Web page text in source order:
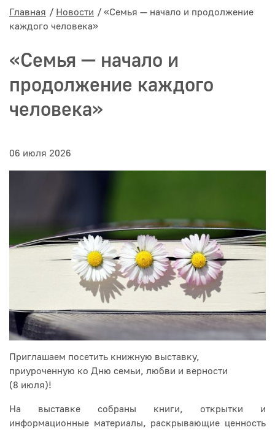
Главная Новости
«Семья — начало и продолжение
каждого человека»
«Семья — начало и
продолжение каждого
человека»
06 июля 2026
Приглашаем посетить книжную выставку,
приуроченную ко Дню семьи, любви и верности
(8 июля)!
На выставке собраны книги, открытки и
информационные материалы, раскрывающие ценность